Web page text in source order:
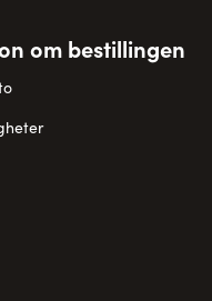
om bestillingen